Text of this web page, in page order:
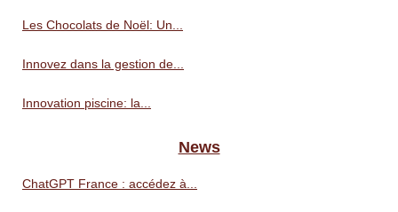
Les Chocolats de Noël: Un...
Innovez dans la gestion de...
Innovation piscine: la...
News
ChatGPT France : accédez à...